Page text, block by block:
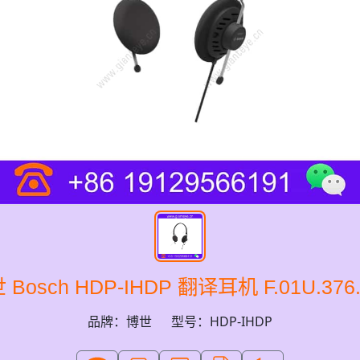
Bosch HDP-IHDP 翻译耳机
品牌：博世 型号：HDP-IHDP